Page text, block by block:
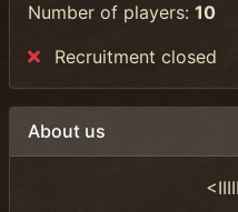
Number of players: 10
Recruitment closed
About us